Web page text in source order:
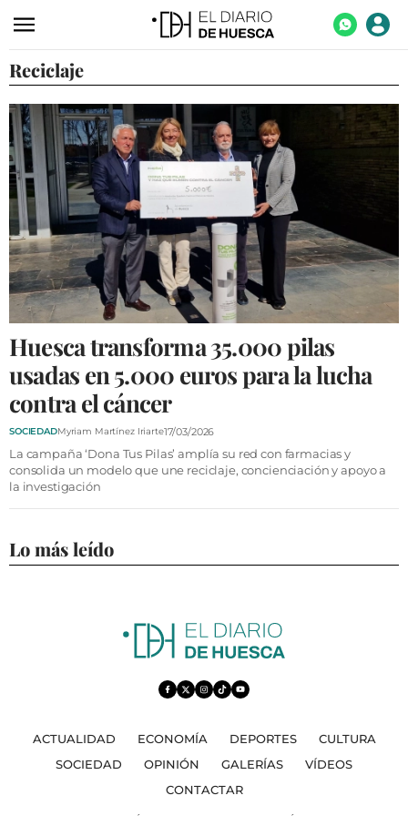
ACTUALIDAD
ECONOMÍA
TECNOLOGÍA
TURISMO
AGROALIMENTACIÓN
DEPORTES
CULTURA
SOCIEDAD
OPINIÓN
GALERÍAS
VÍDEOS
FIESTAS EN EL ALTO ARAGÓN
FIESTAS DE SAN LORENZO
AGENDA
INICIAR SESIÓN
Reciclaje
Huesca transforma 35.000 pilas
usadas en 5.000 euros para la lucha
contra el cáncer
SOCIEDADMyriam Martínez Iriarte17/03/2026
La campaña ‘Dona Tus Pilas’ amplía su red con farmacias y
consolida un modelo que une reciclaje, concienciación y apoyo a
la investigación
Lo más leído
ACTUALIDAD ECONOMÍA DEPORTES
CULTURA
SOCIEDAD
OPINIÓN GALERÍAS
VÍDEOS
CONTACTAR